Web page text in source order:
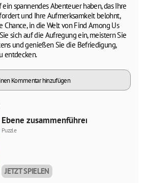
ein spannendes Abenteuer haben, das Ihre
und Ihre Aufmerksamkeit belohnt,
Chance, in die Welt von Find Among Us
sich auf die Aufregung ein, meistern Sie
und genießen Sie die Befriedigung,
entdecken.
Kommentar hinzufügen
Ebene zusammenführen
Puzzle
JETZT SPIELEN